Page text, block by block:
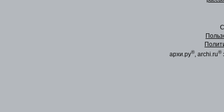
архи.ру®, archi.ru®